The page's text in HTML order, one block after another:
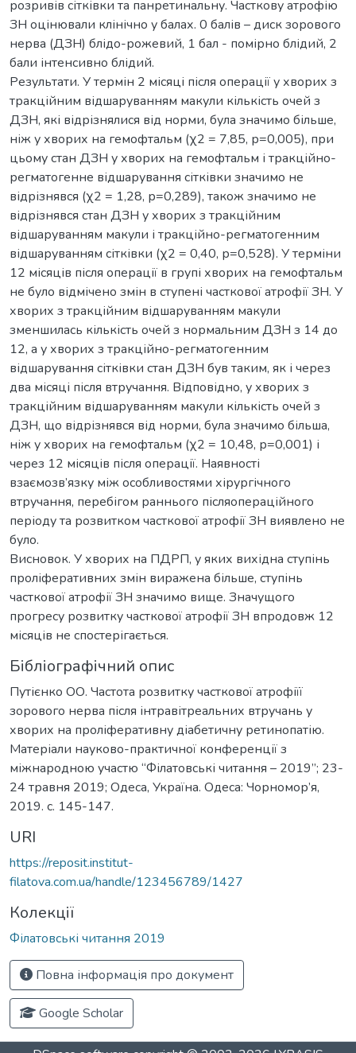
розривів сітківки та панретинальну. Часткову атрофію
ЗН оцінювали клінічно у балах. 0 балів – диск зорового
нерва (ДЗН) блідо-рожевий, 1 бал - помірно блідий, 2
бали інтенсивно блідий.
Результати. У термін 2 місяці після операції у хворих з
тракційним відшаруванням макули кількість очей з
ДЗН, які відрізнялися від норми, була значимо більше,
ніж у хворих на гемофтальм (χ2 = 7,85, р=0,005), при
цьому стан ДЗН у хворих на гемофтальм і тракційно-
регматогенне відшарування сітківки значимо не
відрізнявся (χ2 = 1,28, р=0,289), також значимо не
відрізнявся стан ДЗН у хворих з тракційним
відшаруванням макули і тракційно-регматогенним
відшаруванням сітківки (χ2 = 0,40, р=0,528). У терміни
12 місяців після операції в групі хворих на гемофтальм
не було відмічено змін в ступені часткової атрофії ЗН. У
хворих з тракційним відшаруванням макули
зменшилась кількість очей з нормальним ДЗН з 14 до
12, а у хворих з тракційно-регматогенним
відшарування сітківки стан ДЗН був таким, як і через
два місяці після втручання. Відповідно, у хворих з
тракційним відшаруванням макули кількість очей з
ДЗН, що відрізнявся від норми, була значимо більша,
ніж у хворих на гемофтальм (χ2 = 10,48, р=0,001) і
через 12 місяців після операції. Наявності
взаємозв’язку між особливостями хірургічного
втручання, перебігом раннього післяопераційного
періоду та розвитком часткової атрофії ЗН виявлено не
було.
Висновок. У хворих на ПДРП, у яких вихідна ступінь
проліферативних змін виражена більше, ступінь
часткової атрофії ЗН значимо вище. Значущого
прогресу розвитку часткової атрофії ЗН впродовж 12
місяців не спостерігається.
Бібліографічний опис
Путієнко ОО. Частота розвитку часткової атрофіїї
зорового нерва після інтравітреальних втручань у
хворих на проліферативну діабетичну ретинопатію.
Матеріали науково-практичної конференції з
міжнародною участю “Філатовські читання – 2019”; 23-
24 травня 2019; Одеса, Україна. Одеса: Чорномор’я,
2019. c. 145-147.
URI
https://reposit.institut-
filatova.com.ua/handle/123456789/1427
Колекції
Філатовські читання 2019
Повна інформація про документ
Google Scholar